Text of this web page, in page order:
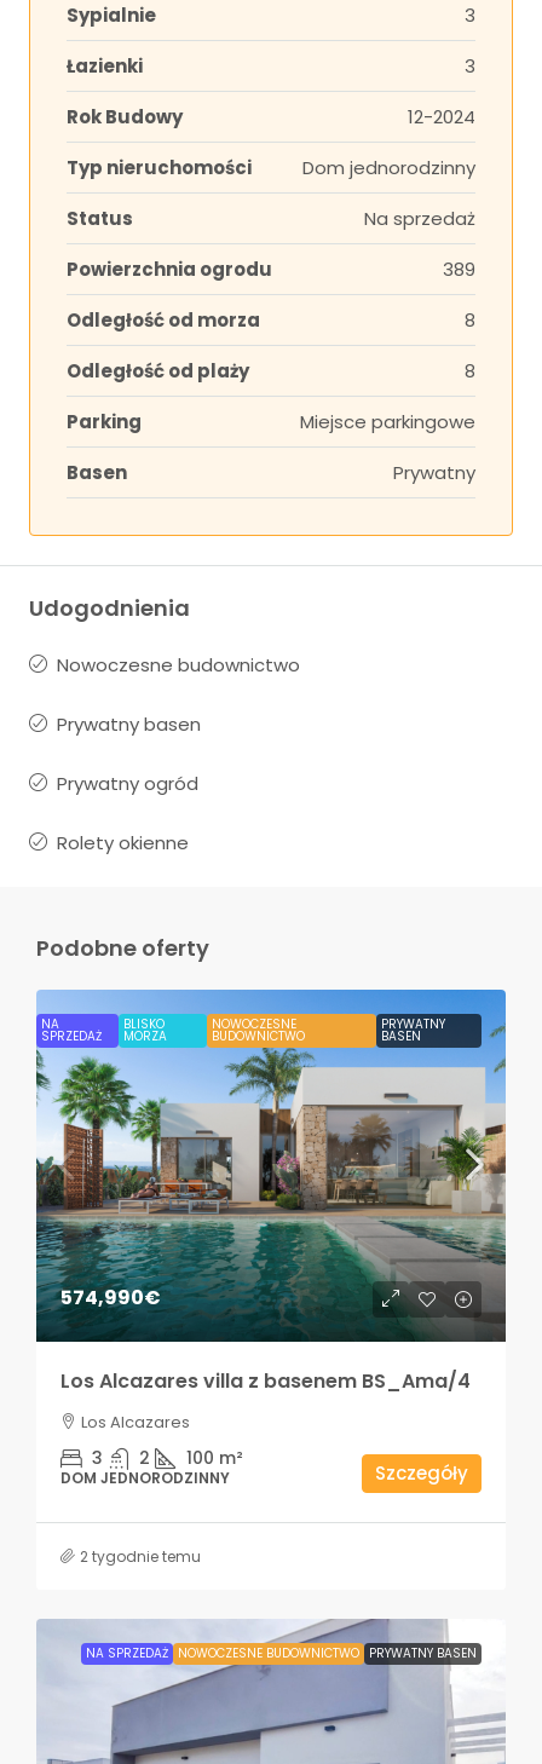
Sypialnie
3
Łazienki
3
Rok Budowy
12-2024
Typ nieruchomości
Dom jednorodzinny
Status
Na sprzedaż
Powierzchnia ogrodu
389
Odległość od morza
8
Odległość od plaży
8
Parking
Miejsce parkingowe
Basen
Prywatny
Udogodnienia
Nowoczesne budownictwo
Prywatny basen
Prywatny ogród
Rolety okienne
Podobne oferty
NA
SPRZEDAŻ
BLISKO
MORZA
NOWOCZESNE
BUDOWNICTWO
PRYWATNY
BASEN
574,990€
Los Alcazares villa z basenem BS_Ama/4
Los Alcazares
3 2 100 m²
DOM JEDNORODZINNY Szczegóły
2 tygodnie temu
NA SPRZEDAŻ NOWOCZESNE BUDOWNICTWO PRYWATNY BASEN